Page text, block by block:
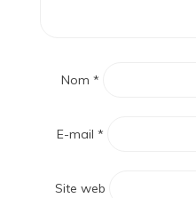
Nom *
E-mail *
Site web